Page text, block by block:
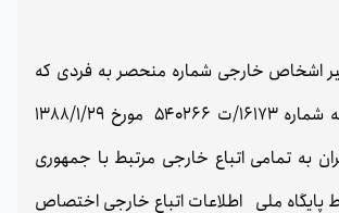
اشخاص خارجی شماره منحصر به فردی که
مطابق تصویبنامه شماره 16173/ت 540266 مورخ 1388/1/29
به تمامی اتباع خارجی مرتبط با جمهوری
پایگاه ملی اطلاعات اتباع خارجی اختصاص